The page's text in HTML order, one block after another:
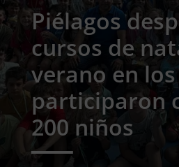
Piélagos
cursos de
verano en
participaron
200 niños